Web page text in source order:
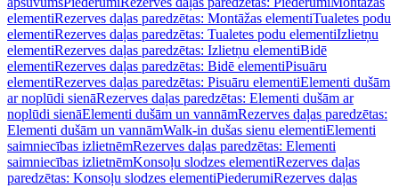
elementiRezerves daļas paredzētas: Montāžas elementiTualetes podu
elementiRezerves daļas paredzētas: Tualetes podu elementiIzlietņu
elementiRezerves daļas paredzētas: Izlietņu elementiBidē
elementiRezerves daļas paredzētas: Bidē elementiPisuāru
elementiRezerves daļas paredzētas: Pisuāru elementiElementi dušām
ar noplūdi sienāRezerves daļas paredzētas: Elementi dušām ar
noplūdi sienāElementi dušām un vannāmRezerves daļas paredzētas:
Elementi dušām un vannāmWalk-in dušas sienu elementiElementi
saimniecības izlietnēmRezerves daļas paredzētas: Elementi
saimniecības izlietnēmKonsoļu slodzes elementiRezerves daļas
paredzētas: Konsoļu slodzes elementiPiederumiRezerves daļas